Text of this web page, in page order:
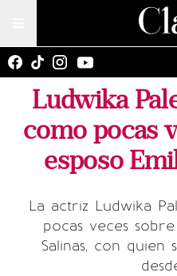
Ludwika
como pocas
esposo
La actriz Ludwika
pocas veces
Salinas, con quien